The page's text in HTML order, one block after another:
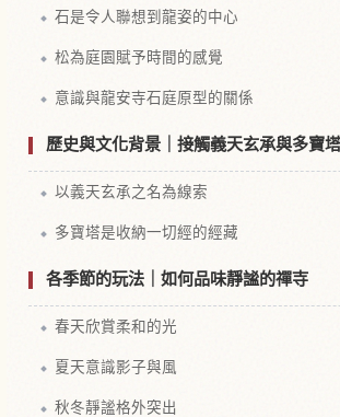
石是令人聯想到龍姿的中心
松為庭園賦予時間的感覺
意識與龍安寺石庭原型的關係
歷史與文化背景｜接觸義天玄承與多寶塔
以義天玄承之名為線索
多寶塔是收納一切經的經藏
各季節的玩法｜如何品味靜謐的禪寺
春天欣賞柔和的光
夏天意識影子與風
秋冬靜謐格外突出